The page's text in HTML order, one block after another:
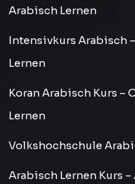
Arabisch Lernen
Intensivkurs Arabisch
Lernen
Koran Arabisch Kurs –
Lernen
Volkshochschule
Arabisch Lernen Kurs